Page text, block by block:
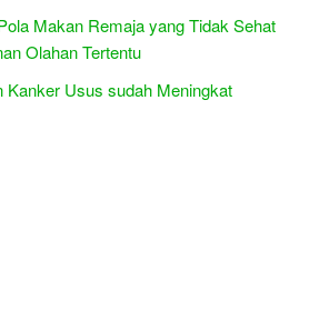
Makan Remaja yang Tidak Sehat
Olahan Tertentu
Kanker Usus sudah Meningkat